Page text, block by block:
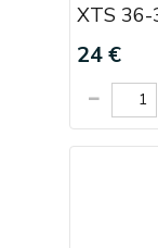
XTS
24 €